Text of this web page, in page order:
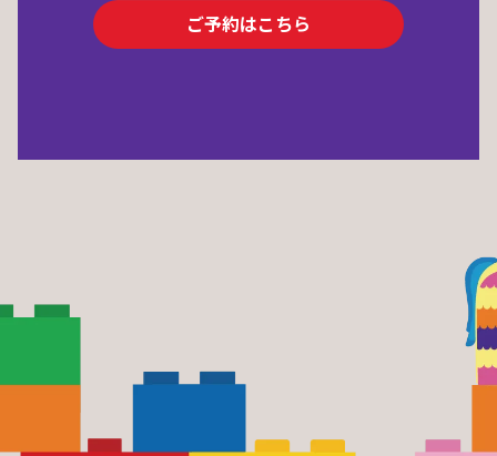
ご予約はこちら